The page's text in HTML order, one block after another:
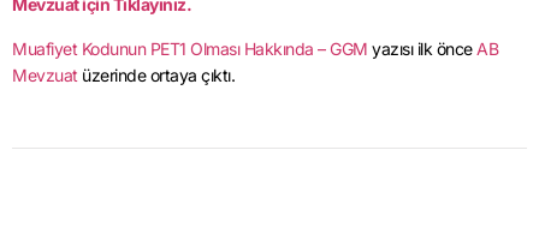
Mevzuat için Tıklayınız.
Muafiyet Kodunun PET1 Olması Hakkında – GGM yazısı ilk önce AB
Mevzuat üzerinde ortaya çıktı.